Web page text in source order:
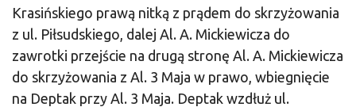
Krasińskiego prawą nitką z prądem do skrzyżowania
z ul. Piłsudskiego, dalej Al. A. Mickiewicza do
zawrotki przejście na drugą stronę Al. A. Mickiewicza
do skrzyżowania z Al. 3 Maja w prawo, wbiegnięcie
na Deptak przy Al. 3 Maja. Deptak wzdłuż ul.